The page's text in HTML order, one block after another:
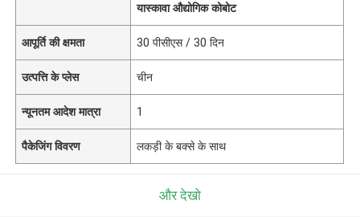
यास्कावा औद्योगिक कोबोट
आपूर्ति की क्षमता 30 पीसीएस / 30 दिन
उत्पत्ति के प्लेस चीन
न्यूनतम आदेश मात्रा 1
पैकेजिंग विवरण लकड़ी के बक्से के साथ
और देखो